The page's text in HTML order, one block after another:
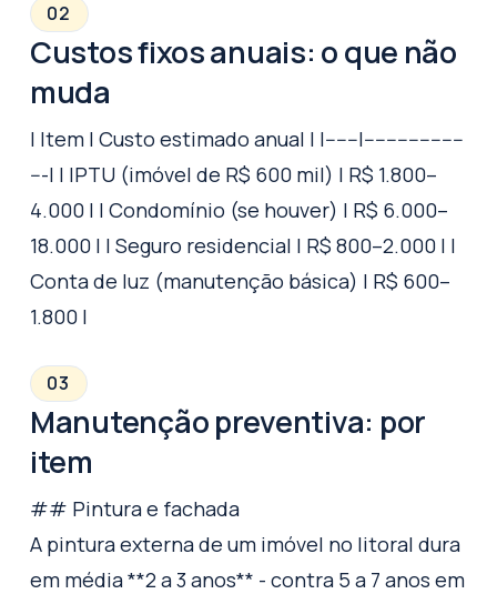
02
Custos fixos anuais: o que não
muda
| Item | Custo estimado anual | |------|------------------
---| | IPTU (imóvel de R$ 600 mil) | R$ 1.800–
4.000 | | Condomínio (se houver) | R$ 6.000–
18.000 | | Seguro residencial | R$ 800–2.000 | |
Conta de luz (manutenção básica) | R$ 600–
1.800 |
03
Manutenção preventiva: por
item
## Pintura e fachada
A pintura externa de um imóvel no litoral dura
em média **2 a 3 anos** - contra 5 a 7 anos em